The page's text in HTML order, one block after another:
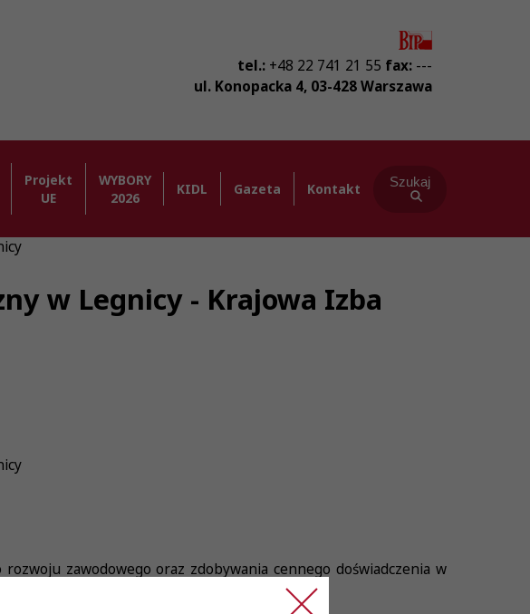
tel.: +48 22 741 21 55 fax: ---
ul. Konopacka 4, 03-428Warszawa
Projekt
UE
WYBORY
2026
KIDL Gazeta Kontakt Szukaj
w Legnicy - Krajowa Izba
zawodowego oraz zdobywania cennego doświadczenia w